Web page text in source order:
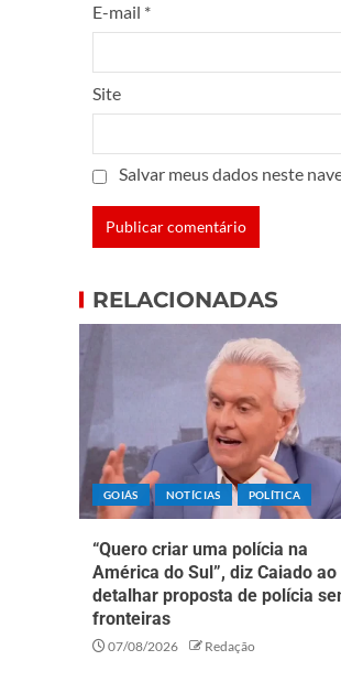
E-mail *
Site
Salvar meus dados neste
RELACIONADAS
GOIÁS NOTÍCIAS POLÍTICA
“Quero criar uma polícia na
América do Sul”, diz Caiado ao
detalhar proposta de polícia
fronteiras
07/08/2026 Redação